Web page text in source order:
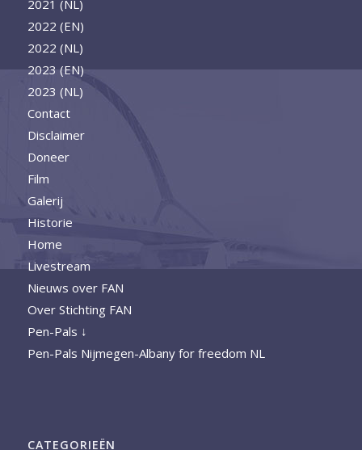
2021 (NL)
2022 (EN)
2022 (NL)
2023 (EN)
2023 (NL)
Contact
Disclaimer
Doneer
Film
Galerij
Historie
Home
Livestream
Nieuws over FAN
Over Stichting FAN
Pen-Pals ↓
Pen-Pals Nijmegen-Albany for freedom NL
CATEGORIEËN